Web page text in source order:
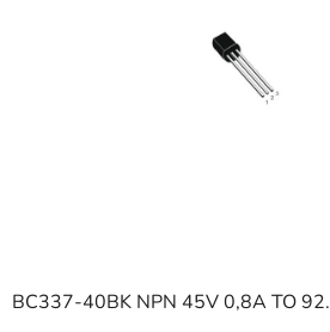
BC337-40BK NPN 45V 0,8A TO 92.